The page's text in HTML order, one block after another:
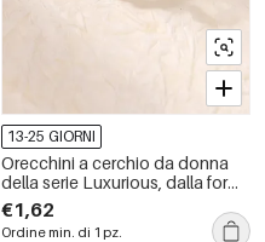
13-25 GIORNI
Orecchini a cerchio da donna
della serie Luxurious, dalla forma
semplice e irregolare, color rame
e oro.
€1,62
Ordine min. di 1 pz.